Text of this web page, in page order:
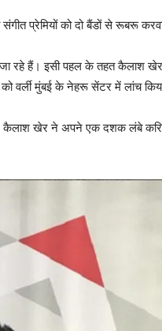
प्रेमियों को दो बैंडों से रूबरू
रहे हैं। इसी पहल के तहत कैलाश खेर
वर्ली मुंबई के नेहरू सेंटर में लांच
कैलाश खेर ने अपने एक दशक लंबे